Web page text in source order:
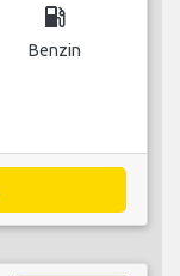
local_gas_station
Benzin